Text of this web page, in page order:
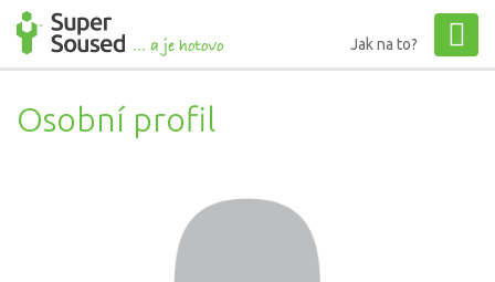
Jak na to?
Osobní profil